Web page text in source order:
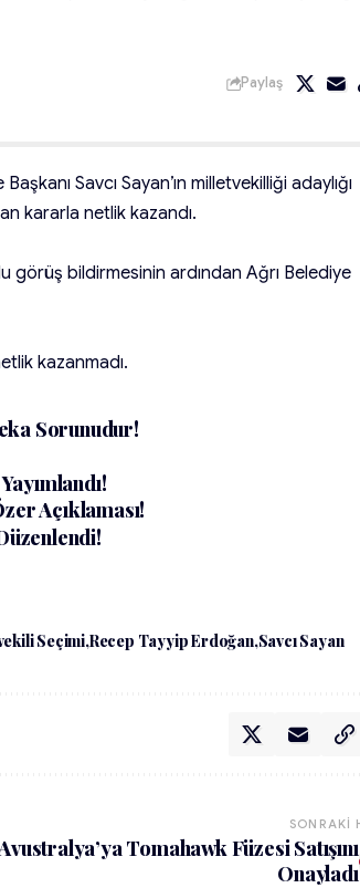
Paylaş
Savcı Sayan’ın milletvekilliği adaylığı
kararla netlik kazandı.
görüş bildirmesinin ardından Ağrı Belediye
kazanmadı.
Sorunudur!
Açıklaması!
Seçimi Recep Tayyip Erdoğan Savcı Sayan
SONRAKI
Tomahawk Füzesi Satışını
Onayladı